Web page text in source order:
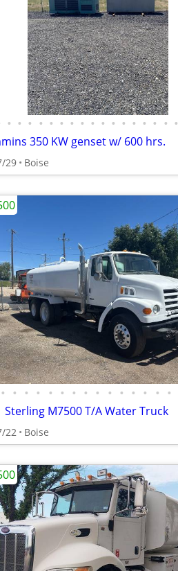
• • • • • • • • • • • • • • • • •
350 KW genset w/ 600 hrs.
29 Boise
• • • • • • • • • • • • • • •
Sterling M7500 T/A Water Truck
22 Boise